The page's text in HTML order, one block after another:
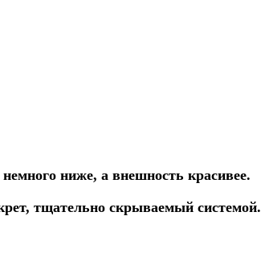
ниже, а внешность красивее.
тщательно скрываемый системой.